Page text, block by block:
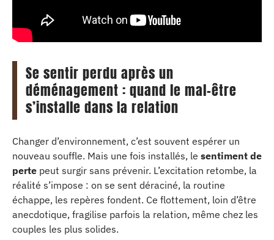
Se sentir perdu après un
déménagement : quand le mal-être
s’installe dans la relation
Changer d’environnement, c’est souvent espérer un
nouveau souffle. Mais une fois installés, le sentiment de
perte peut surgir sans prévenir. L’excitation retombe, la
réalité s’impose : on se sent déraciné, la routine
échappe, les repères fondent. Ce flottement, loin d’être
anecdotique, fragilise parfois la relation, même chez les
couples les plus solides.